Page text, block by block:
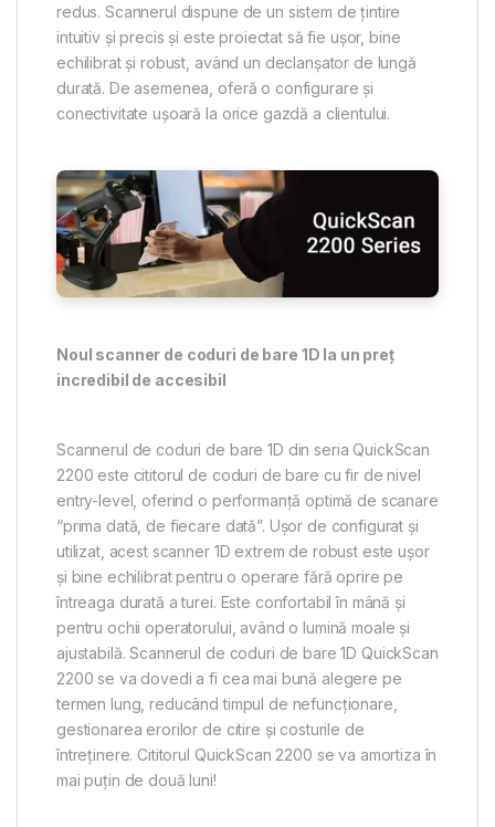
redus. Scannerul dispune de un sistem de țintire
intuitiv și precis și este proiectat să fie ușor, bine
echilibrat și robust, având un declanșator de lungă
durată. De asemenea, oferă o configurare și
conectivitate ușoară la orice gazdă a clientului.
Noul scanner de coduri de bare 1D la un preț
incredibil de accesibil
Scannerul de coduri de bare 1D din seria QuickScan
2200 este cititorul de coduri de bare cu fir de nivel
entry-level, oferind o performanță optimă de scanare
“prima dată, de fiecare dată”. Ușor de configurat și
utilizat, acest scanner 1D extrem de robust este ușor
și bine echilibrat pentru o operare fără oprire pe
întreaga durată a turei. Este confortabil în mână și
pentru ochii operatorului, având o lumină moale și
ajustabilă. Scannerul de coduri de bare 1D QuickScan
2200 se va dovedi a fi cea mai bună alegere pe
termen lung, reducând timpul de nefuncționare,
gestionarea erorilor de citire și costurile de
întreținere. Cititorul QuickScan 2200 se va amortiza în
mai puțin de două luni!